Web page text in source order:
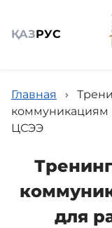
ҚАЗРУС
Общие сведения
Главная ›
коммуникациям
ЦСЭЭ
для